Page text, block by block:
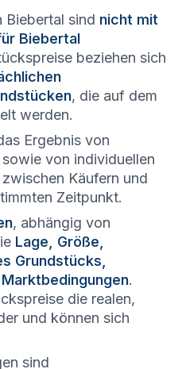
Biebertal sind nicht mit
Biebertal
beziehen sich
, die auf dem
werden.
Ergebnis von
von individuellen
Käufern und
Zeitpunkt.
, abhängig von
Lage, Größe,
Grundstücks,
.
die realen,
und können sich
sind